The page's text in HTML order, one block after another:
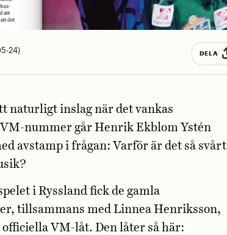
24) DELA
naturligt inslag när det vankas
nummer går Henrik Ekblom Ystén
avstamp i frågan: Varför är det så svårt
i Ryssland fick de gamla
tillsammans med Linnea Henriksson,
VM-låt. Den låter så här: